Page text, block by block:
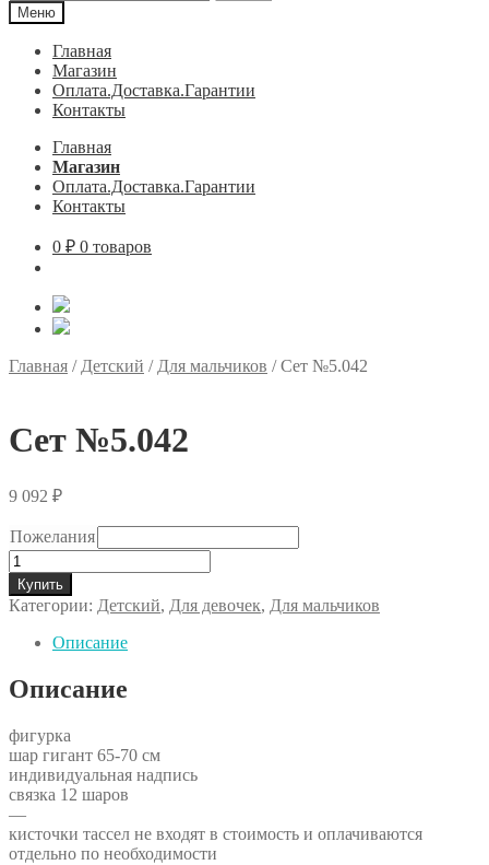
Меню
Главная
Магазин
Оплата.Доставка.Гарантии
Контакты
Главная
Магазин
Оплата.Доставка.Гарантии
Контакты
0 ₽ 0 товаров
Главная /Детский /Для мальчиков /Сет №5.042
Сет №5.042
9 092 ₽
Пожелания
Количество
товара
Сет
№5.042
Купить
Категории: Детский, Для девочек, Для мальчиков
Описание
Описание
фигурка
шар гигант 65-70 см
индивидуальная надпись
связка 12 шаров
—
кисточки тассел не входят в стоимость и оплачиваются
отдельно по необходимости